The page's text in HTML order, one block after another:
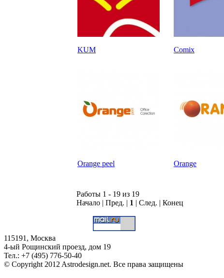
KUM Comix
Orange peel Orange
Работы 1 - 19 из 19
Начало | Пред. | 1 | След. | Конец
115191, Москва
4-ый Рощинский проезд, дом 19
Тел.: +7 (495) 776-50-40
© Copyright 2012 Astrodesign.net. Все права защищены